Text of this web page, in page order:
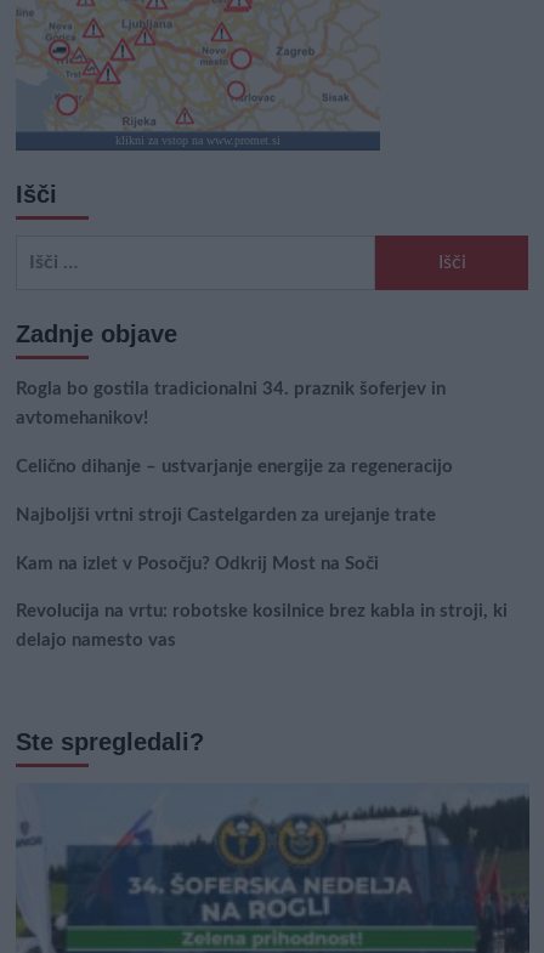
klikni za vstop na www.promet.si
Išči
Zadnje objave
Rogla bo gostila tradicionalni 34. praznik šoferjev in
avtomehanikov!
Celično dihanje – ustvarjanje energije za regeneracijo
Najboljši vrtni stroji Castelgarden za urejanje trate
Kam na izlet v Posočju? Odkrij Most na Soči
Revolucija na vrtu: robotske kosilnice brez kabla in stroji, ki
delajo namesto vas
Ste spregledali?